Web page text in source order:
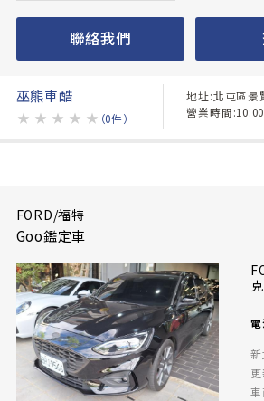
聯絡我們
巫熊車酷
★ ★ ★ ★ ★ （0件）
地址:北屯區景
營業時間
FORD/福特
Goo鑑定車
電
車